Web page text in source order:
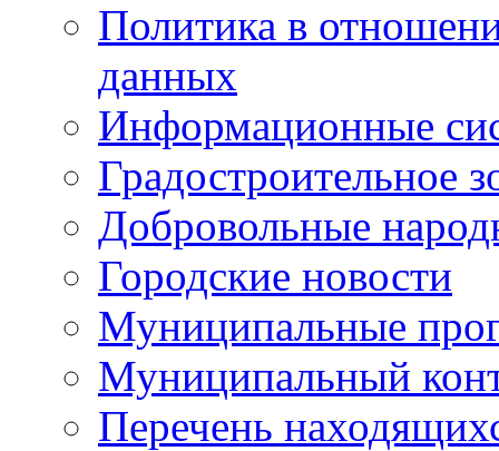
Политика в
данных
Информационные
Градостроительное
Добровольные
Городские новости
Муниципальные
Муниципальный
Перечень